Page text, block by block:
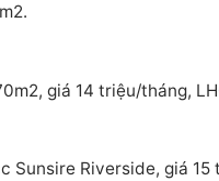
giá 14 triệu/tháng,
Sunsire Riverside, giá